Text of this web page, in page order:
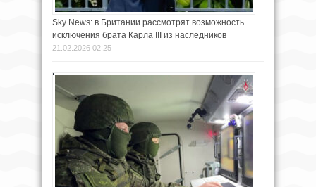
Sky News: в Британии рассмотрят возможность
исключения брата Карла III из наследников
21.02.2026 02:25